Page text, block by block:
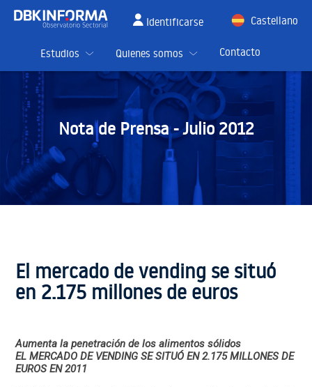
Identificarse
Castellano
Estudios
Quienes somos Contacto
Nota de Prensa -Julio 2012
El mercado de vending se situó
en 2.175 millones de euros
Aumenta la penetración de los alimentos sólidos
EL MERCADO DE VENDING SE SITUÓ EN 2.175 MILLONES DE
EUROS EN 2011